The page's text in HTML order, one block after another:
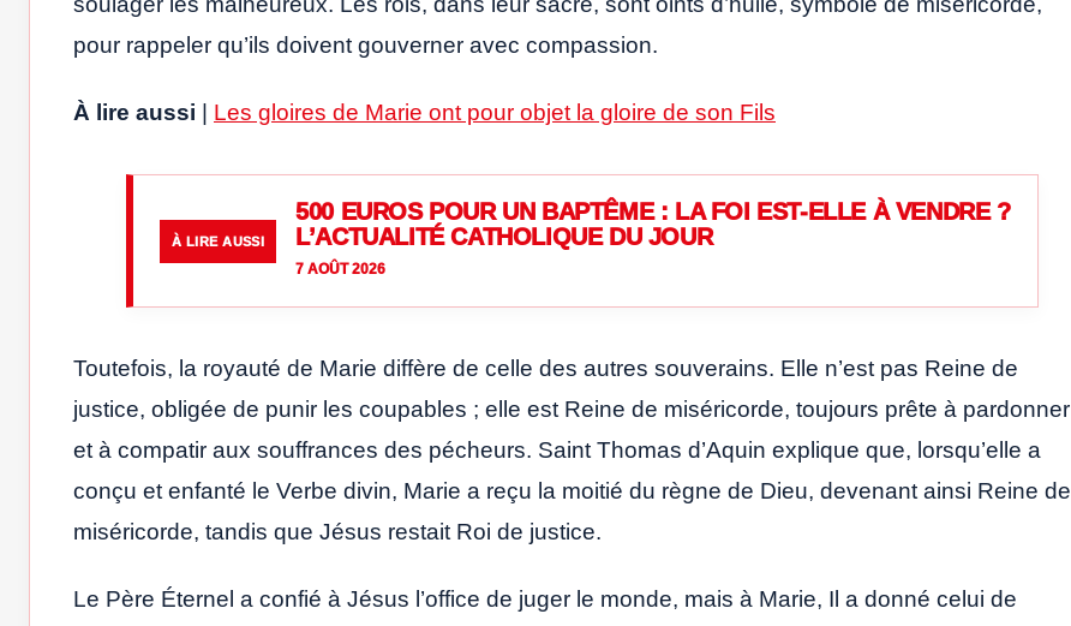
pour rappeler qu’ils doivent gouverner avec compassion.
À lire aussi Les gloires de Marie ont pour objet la gloire de son Fils
À LIRE AUSSI
500 EUROS POUR UN BAPTÊME : LA FOI EST-ELLE À VENDRE ?
L’ACTUALITÉ CATHOLIQUE DU JOUR
7 AOÛT 2026
Toutefois, la royauté de Marie diffère de celle des autres souverains. Elle n’est pas Reine de
justice, obligée de punir les coupables ; elle est Reine de miséricorde, toujours prête à pardonner
et à compatir aux souffrances des pécheurs. Saint Thomas d’Aquin explique que, lorsqu’elle a
conçu et enfanté le Verbe divin, Marie a reçu la moitié du règne de Dieu, devenant ainsi Reine de
miséricorde, tandis que Jésus restait Roi de justice.
Le Père Éternel a confié à Jésus l’office de juger le monde, mais à Marie, Il a donné celui de